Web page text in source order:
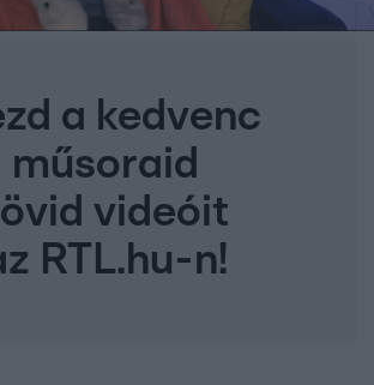
a kedvenc
műsoraid
videóit
RTL.hu-n!